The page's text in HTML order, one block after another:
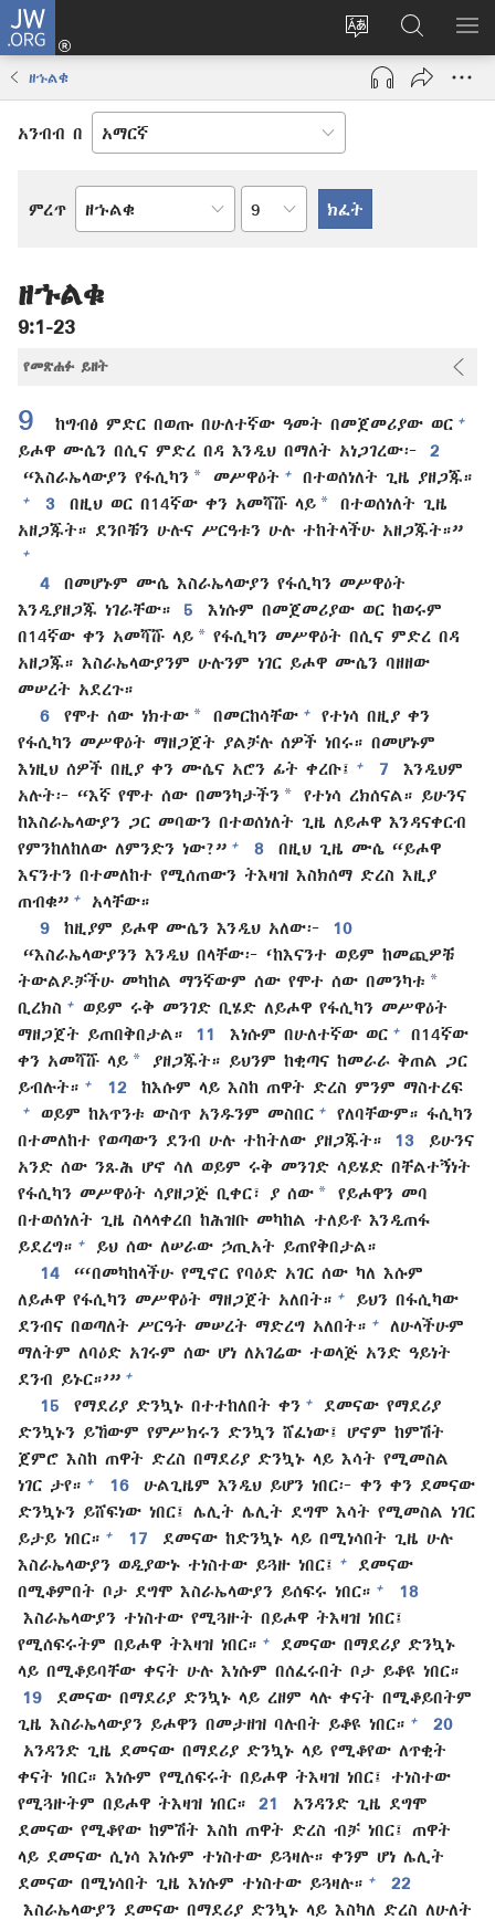
JW.ORG
የድረ
ገጹን
ቋንቋ
ግባ
(አዲስ
ዊንዶው
JW.ORG
ላይ
መፈለጊያ
ዘኁልቁ
አንብብ በ
ምረጥ
የመጽሐፍ
መጽሐፍ
በምዕራፍ
ዘኁልቁ
9:1-23
የመጽሐፉ ይዘት
9 ከግብፅ ምድር በወጡ በሁለተኛው ዓመት በመጀመሪያው ወር +
ይሖዋ ሙሴን በሲና ምድረ በዳ እንዲህ በማለት አነጋገረው፦
2
“እስራኤላውያን የፋሲካን * መሥዋዕት + በተወሰነለት ጊዜ ያዘጋጁ።
+ 3 በዚህ ወር በ14ኛው ቀን አመሻሹ ላይ *
በተወሰነለት ጊዜ
አዘጋጁት። ደንቦቹን ሁሉና ሥርዓቱን ሁሉ ተከትላችሁ አዘጋጁት።”
+
4
በመሆኑም ሙሴ እስራኤላውያን የፋሲካን መሥዋዕት
እንዲያዘጋጁ ነገራቸው።
5
እነሱም በመጀመሪያው ወር ከወሩም
በ14ኛው ቀን አመሻሹ ላይ * የፋሲካን መሥዋዕት በሲና ምድረ በዳ
አዘጋጁ። እስራኤላውያንም ሁሉንም ነገር ይሖዋ ሙሴን ባዘዘው
መሠረት አደረጉ።
6
የሞተ ሰው ነክተው * በመርከሳቸው +
የተነሳ በዚያ ቀን
የፋሲካን መሥዋዕት ማዘጋጀት ያልቻሉ ሰዎች ነበሩ። በመሆኑም
እነዚህ ሰዎች በዚያ ቀን ሙሴና አሮን ፊት ቀረቡ፤
+ 7
እንዲህም
አሉት፦ “እኛ የሞተ ሰው በመንካታችን *
የተነሳ ረክሰናል። ይሁንና
ከእስራኤላውያን ጋር መባውን በተወሰነለት ጊዜ ለይሖዋ እንዳናቀርብ
የምንከለከለው ለምንድን ነው?” + 8
በዚህ ጊዜ ሙሴ “ይሖዋ
እናንተን በተመለከተ የሚሰጠውን ትእዛዝ እስክሰማ ድረስ እዚያ
ጠብቁ” +
አላቸው።
9
ከዚያም ይሖዋ ሙሴን እንዲህ አለው፦
10
“እስራኤላውያንን እንዲህ በላቸው፦ ‘ከእናንተ ወይም ከመጪዎቹ
ትውልዶቻችሁ መካከል ማንኛውም ሰው የሞተ ሰው በመንካቱ *
ቢረክስ +
ወይም ሩቅ መንገድ ቢሄድ ለይሖዋ የፋሲካን መሥዋዕት
ማዘጋጀት ይጠበቅበታል።
11 እነሱም በሁለተኛው ወር +
በ14ኛው
ቀን አመሻሹ ላይ *
ያዘጋጁት። ይህንም ከቂጣና ከመራራ ቅጠል ጋር
ይብሉት። + 12 ከእሱም ላይ እስከ ጠዋት ድረስ ምንም ማስተረፍ
+ ወይም ከአጥንቱ ውስጥ አንዱንም መስበር +
የለባቸውም። ፋሲካን
በተመለከተ የወጣውን ደንብ ሁሉ ተከትለው ያዘጋጁት።
13
ይሁንና
አንድ ሰው ንጹሕ ሆኖ ሳለ ወይም ሩቅ መንገድ ሳይሄድ በቸልተኝነት
የፋሲካን መሥዋዕት ሳያዘጋጅ ቢቀር፣ ያ ሰው *
የይሖዋን መባ
በተወሰነለት ጊዜ ስላላቀረበ ከሕዝቡ መካከል ተለይቶ እንዲጠፋ
ይደረግ። +
ይህ ሰው ለሠራው ኃጢአት ይጠየቅበታል።
14
“‘በመካከላችሁ የሚኖር የባዕድ አገር ሰው ካለ እሱም
ለይሖዋ የፋሲካን መሥዋዕት ማዘጋጀት አለበት። +
ይህን በፋሲካው
ደንብና በወጣለት ሥርዓት መሠረት ማድረግ አለበት። +
ለሁላችሁም
ማለትም ለባዕድ አገሩም ሰው ሆነ ለአገሬው ተወላጅ አንድ ዓይነት
ደንብ ይኑር።’” +
15 የማደሪያ ድንኳኑ በተተከለበት ቀን +
ደመናው የማደሪያ
ድንኳኑን ይኸውም የምሥክሩን ድንኳን ሸፈነው፤ ሆኖም ከምሽት
ጀምሮ እስከ ጠዋት ድረስ በማደሪያ ድንኳኑ ላይ እሳት የሚመስል
ነገር ታየ። + 16
ሁልጊዜም እንዲህ ይሆን ነበር፦ ቀን ቀን ደመናው
ድንኳኑን ይሸፍነው ነበር፤ ሌሊት ሌሊት ደግሞ እሳት የሚመስል ነገር
ይታይ ነበር። + 17
ደመናው ከድንኳኑ ላይ በሚነሳበት ጊዜ ሁሉ
እስራኤላውያን ወዲያውኑ ተነስተው ይጓዙ ነበር፤
+
ደመናው
በሚቆምበት ቦታ ደግሞ እስራኤላውያን ይሰፍሩ ነበር። +
18
እስራኤላውያን ተነስተው የሚጓዙት በይሖዋ ትእዛዝ ነበር፤
የሚሰፍሩትም በይሖዋ ትእዛዝ ነበር። +
ደመናው በማደሪያ ድንኳኑ
ላይ በሚቆይባቸው ቀናት ሁሉ እነሱም በሰፈሩበት ቦታ ይቆዩ ነበር።
19
ደመናው በማደሪያ ድንኳኑ ላይ ረዘም ላሉ ቀናት በሚቆይበትም
ጊዜ እስራኤላውያን ይሖዋን በመታዘዝ ባሉበት ይቆዩ ነበር። +
20
አንዳንድ ጊዜ ደመናው በማደሪያ ድንኳኑ ላይ የሚቆየው ለጥቂት
ቀናት ነበር። እነሱም የሚሰፍሩት በይሖዋ ትእዛዝ ነበር፤ ተነስተው
የሚጓዙትም በይሖዋ ትእዛዝ ነበር።
21
አንዳንድ ጊዜ ደግሞ
ደመናው የሚቆየው ከምሽት እስከ ጠዋት ድረስ ብቻ ነበር፤ ጠዋት
ላይ ደመናው ሲነሳ እነሱም ተነስተው ይጓዛሉ። ቀንም ሆነ ሌሊት
ደመናው በሚነሳበት ጊዜ እነሱም ተነስተው ይጓዛሉ። +
22
እስራኤላውያን ደመናው በማደሪያ ድንኳኑ ላይ እስካለ ድረስ ለሁለት